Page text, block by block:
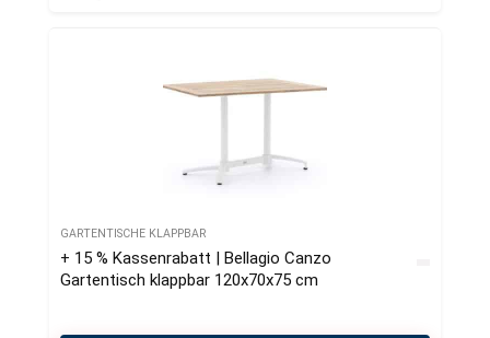
GARTENTISCHE KLAPPBAR
+ 15 % Kassenrabatt | Bellagio Canzo
Gartentisch klappbar 120x70x75 cm